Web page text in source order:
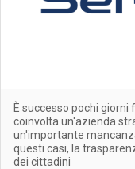
È successo pochi
coinvolta un'azienda
un'importante
questi casi, la
dei cittadini